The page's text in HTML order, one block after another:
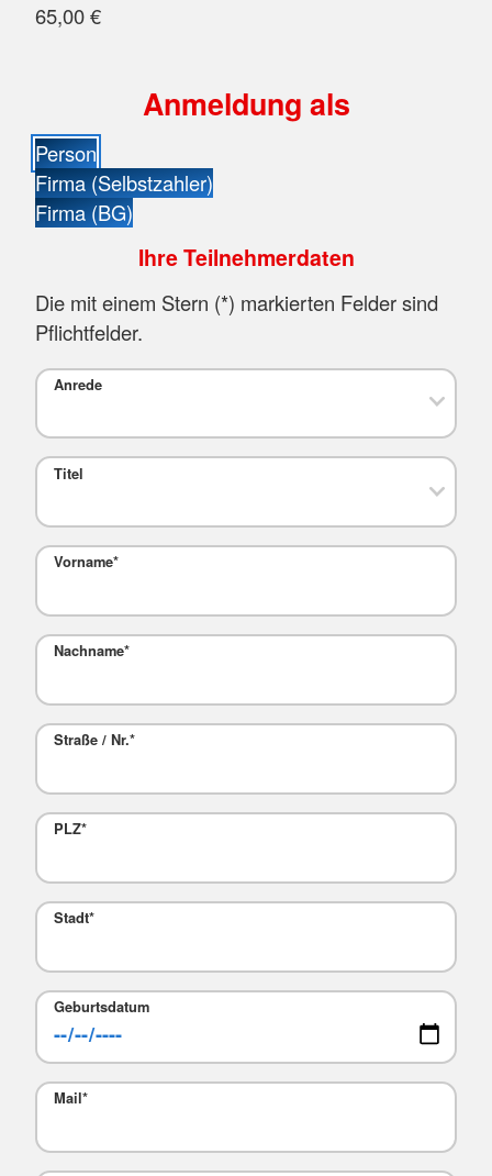
65,00 €
Anmeldung als
Person
Firma (Selbstzahler)
Firma (BG)
Ihre Teilnehmerdaten
Die mit einem Stern (*) markierten Felder sind
Pflichtfelder.
Anrede
Titel
Vorname*
Nachname*
Straße / Nr.*
PLZ*
Stadt*
Geburtsdatum
Mail*